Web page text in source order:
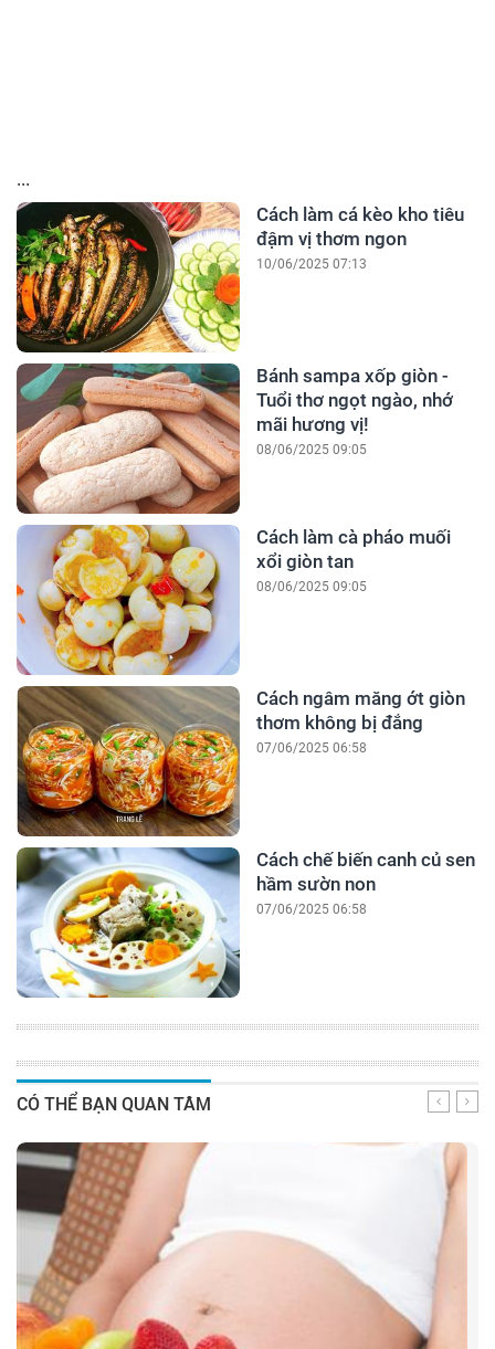
...
Cách làm cá kèo kho tiêu
đậm vị thơm ngon
10/06/2025 07:13
Bánh sampa xốp giòn -
Tuổi thơ ngọt ngào, nhớ
mãi hương vị!
08/06/2025 09:05
Cách làm cà pháo muối
xổi giòn tan
08/06/2025 09:05
Cách ngâm măng ớt giòn
thơm không bị đắng
07/06/2025 06:58
Cách chế biến canh củ sen
hầm sườn non
07/06/2025 06:58
CÓ THỂ BẠN QUAN TÂM